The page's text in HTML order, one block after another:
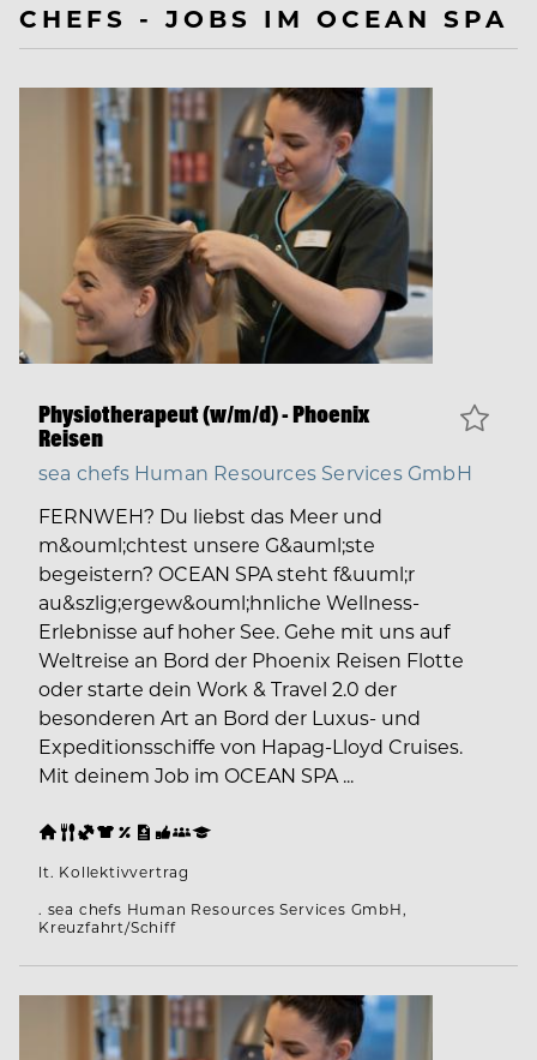
CHEFS - JOBS IM OCEAN SPA
Physiotherapeut (w/m/d) - Phoenix
Reisen
sea chefs Human Resources Services GmbH
FERNWEH? Du liebst das Meer und
m&ouml;chtest unsere G&auml;ste
begeistern? OCEAN SPA steht f&uuml;r
au&szlig;ergew&ouml;hnliche Wellness-
Erlebnisse auf hoher See. Gehe mit uns auf
Weltreise an Bord der Phoenix Reisen Flotte
oder starte dein Work & Travel 2.0 der
besonderen Art an Bord der Luxus- und
Expeditionsschiffe von Hapag-Lloyd Cruises.
Mit deinem Job im OCEAN SPA ...
lt. Kollektivvertrag
. sea chefs Human Resources Services GmbH,
Kreuzfahrt/Schiff